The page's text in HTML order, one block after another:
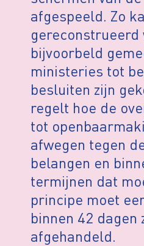
afgespeeld. Zo
gereconstrueerd
bijvoorbeld
ministeries tot
besluiten zijn
regelt hoe de
tot
afwegen tegen
belangen en
termijnen dat
principe moet
binnen 42 dagen
afgehandeld.